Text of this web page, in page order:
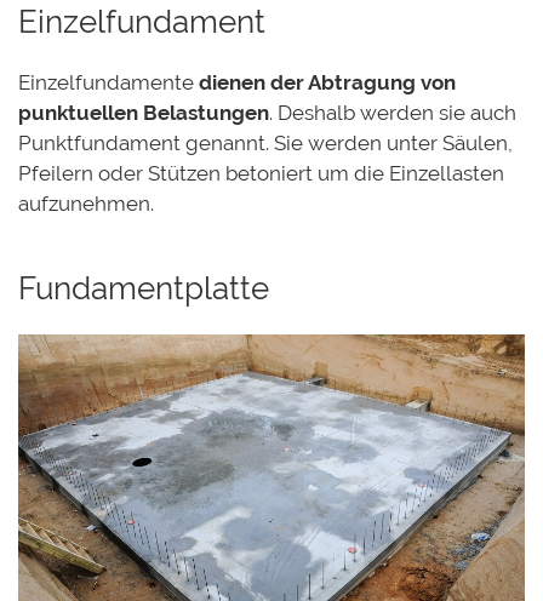
Einzelfundament
Einzelfundamente dienen der Abtragung von
punktuellen Belastungen. Deshalb werden sie auch
Punktfundament genannt. Sie werden unter Säulen,
Pfeilern oder Stützen betoniert um die Einzellasten
aufzunehmen.
Fundamentplatte